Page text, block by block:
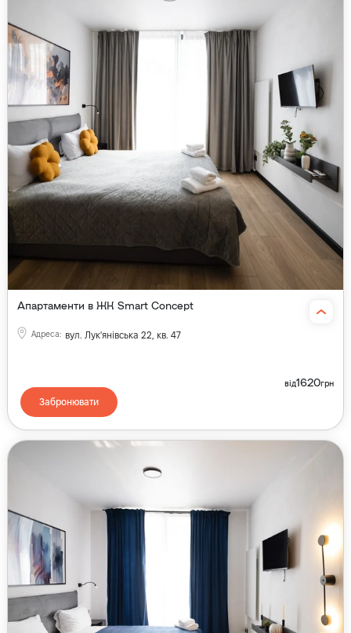
Апартаменти в ЖК Smart Concept
Адреса: вул. Лук'янівська 22, кв. 47
від1620грн
Забронювати